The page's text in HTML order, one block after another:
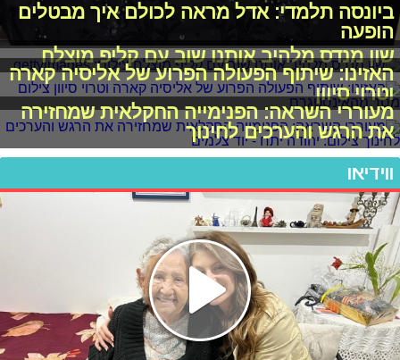
ביונסה תלמדי: אדל מראה לכולם איך מבטלים
הופעה
שון מנדס מלהיב אותנו שוב עם קליפ מוצלח
האזינו: שיתוף הפעולה הפרוע של אליסיה קארה
וטרוי סיוון
מעוררי השראה: הפנימייה החקלאית שמחזירה
את הרגש והערכים לחינוך
ווידיאו